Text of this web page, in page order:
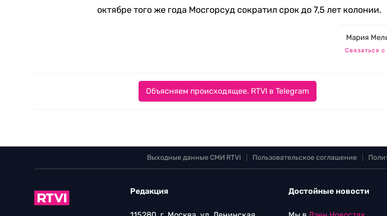
октябре того же года Мосгорсуд сократил срок до 7,5 лет колонии.
Мария
Связаться
Объясняем происходящее. RTVI в Telegram
Выходные данные СМИ RTVI Пользовательское соглашение
Редакция Достойные новости